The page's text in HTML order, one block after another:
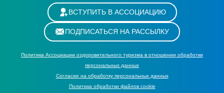
ВСТУПИТЬ В АССОЦИАЦИЮ
ПОДПИСАТЬСЯ НА РАССЫЛКУ
Политика Ассоциации оздоровительного туризма в отношении обработки
персональных данных
Cогласие на обработку персональных данных
Политика обработки файлов cookie